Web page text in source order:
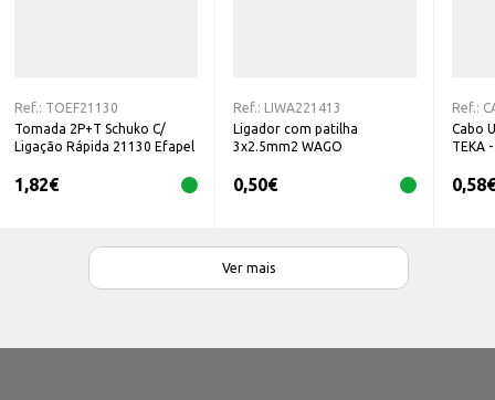
Ref.: TOEF21130
Tomada 2P+T Schuko C/
Ligação Rápida 21130 Efapel
1,82€
Ref.:
LIWA221413
Ligador com patilha
3x2.5mm2 WAGO
0,50€
Ref.:
Cabo
TEKA
0,58€
Ver mais